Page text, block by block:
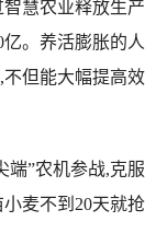
农业释放生产
。养活膨胀的
但能大幅提高
”农机参战,克
麦不到20天就